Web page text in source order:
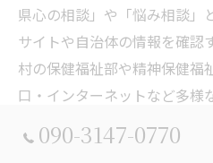
県心の相談」や「悩み相談」
サイトや自治体の情報を確認
村の保健福祉部や精神保健福
口・インターネットなど多様
ます。
さらに、支援窓口ごとに対
090-3147-0770